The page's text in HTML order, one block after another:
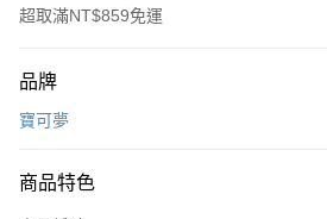
超取滿NT$859免運
信用卡一次付款
LINE Pay
品牌
寶可夢
商品特色